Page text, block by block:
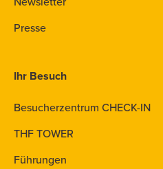
Presse
Ihr Besuch
Besucherzentrum CHECK-IN
THF TOWER
Führungen